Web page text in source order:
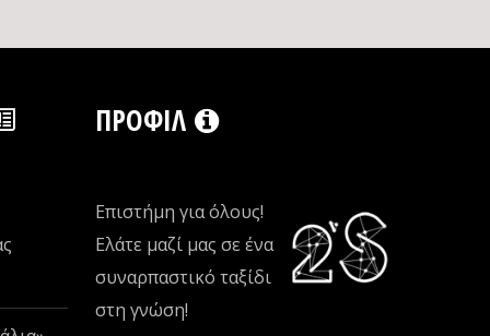
ΠΡΟΦΊΛ
Επιστήμη για όλους!
Ελάτε μαζί μας σε ένα
συναρπαστικό ταξίδι
στη γνώση!